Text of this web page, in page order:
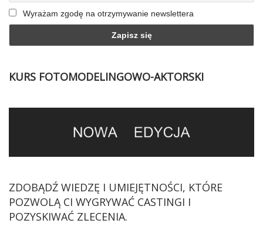
Wyrażam zgodę na otrzymywanie newslettera
KURS FOTOMODELINGOWO-AKTORSKI
ZDOBĄDŹ WIEDZĘ I UMIEJĘTNOŚCI, KTÓRE
POZWOLĄ CI WYGRYWAĆ CASTINGI I
POZYSKIWAĆ ZLECENIA.